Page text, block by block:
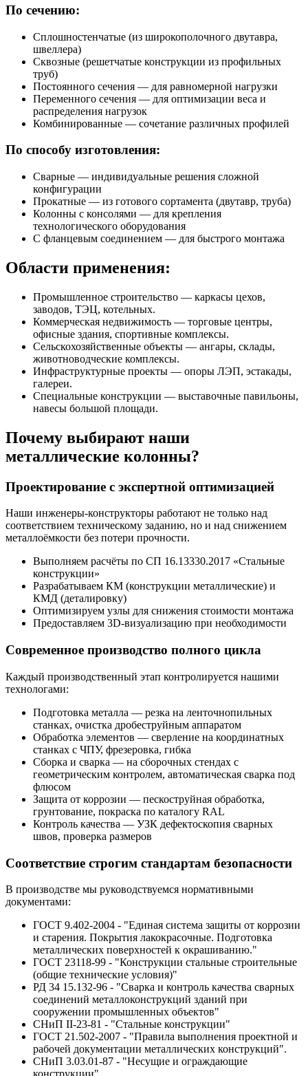
По сечению:
Сплошностенчатые (из широкополочного двутавра,
швеллера)
Сквозные (решетчатые конструкции из профильных
труб)
Постоянного сечения — для равномерной нагрузки
Переменного сечения — для оптимизации веса и
распределения нагрузок
Комбинированные — сочетание различных профилей
По способу изготовления:
Сварные — индивидуальные решения сложной
конфигурации
Прокатные — из готового сортамента (двутавр, труба)
Колонны с консолями — для крепления
технологического оборудования
С фланцевым соединением — для быстрого монтажа
Области применения:
Промышленное строительство — каркасы цехов,
заводов, ТЭЦ, котельных.
Коммерческая недвижимость — торговые центры,
офисные здания, спортивные комплексы.
Сельскохозяйственные объекты — ангары, склады,
животноводческие комплексы.
Инфраструктурные проекты — опоры ЛЭП, эстакады,
галереи.
Специальные конструкции — выставочные павильоны,
навесы большой площади.
Почему выбирают наши
металлические колонны?
Проектирование с экспертной оптимизацией
Наши инженеры-конструкторы работают не только над
соответствием техническому заданию, но и над снижением
металлоёмкости без потери прочности.
Выполняем расчёты по СП 16.13330.2017 «Стальные
конструкции»
Разрабатываем КМ (конструкции металлические) и
КМД (деталировку)
Оптимизируем узлы для снижения стоимости монтажа
Предоставляем 3D-визуализацию при необходимости
Современное производство полного цикла
Каждый производственный этап контролируется нашими
технологами:
Подготовка металла — резка на ленточнопильных
станках, очистка дробеструйным аппаратом
Обработка элементов — сверление на координатных
станках с ЧПУ, фрезеровка, гибка
Сборка и сварка — на сборочных стендах с
геометрическим контролем, автоматическая сварка под
флюсом
Защита от коррозии — пескоструйная обработка,
грунтование, покраска по каталогу RAL
Контроль качества — УЗК дефектоскопия сварных
швов, проверка размеров
Соответствие строгим стандартам безопасности
В производстве мы руководствуемся нормативными
документами:
ГОСТ 9.402-2004 - "Единая система защиты от коррозии
и старения. Покрытия лакокрасочные. Подготовка
металлических поверхностей к окрашиванию."
ГОСТ 23118-99 - "Конструкции стальные строительные
(общие технические условия)"
РД 34 15.132-96 - "Сварка и контроль качества сварных
соединений металлоконструкций зданий при
сооружении промышленных объектов"
СНиП II-23-81 - "Стальные конструкции"
ГОСТ 21.502-2007 - "Правила выполнения проектной и
рабочей документации металлических конструкций".
СНиП 3.03.01-87 - "Несущие и ограждающие